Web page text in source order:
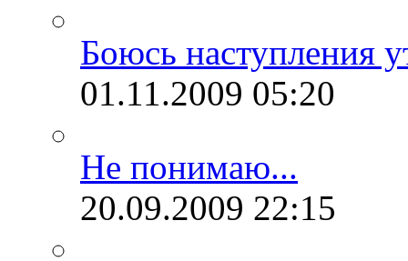
Боюсь наступления
01.11.2009 05:20
Не понимаю...
20.09.2009 22:15